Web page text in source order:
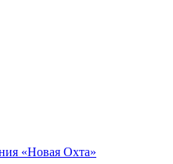
«Новая Охта»